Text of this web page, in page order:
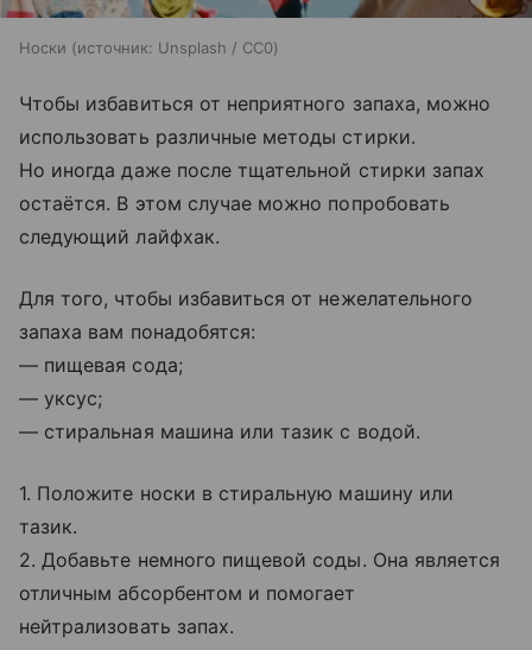
Носки источник: Unsplash / CC0
Чтобы избавиться от неприятного запаха, можно
использовать различные методы стирки.
Но иногда даже после тщательной стирки запах
остаётся. В этом случае можно попробовать
следующий лайфхак.
Для того, чтобы избавиться от нежелательного
запаха вам понадобятся:
— пищевая сода;
— уксус;
— стиральная машина или тазик с водой.
1. Положите носки в стиральную машину или
тазик.
2. Добавьте немного пищевой соды. Она является
отличным абсорбентом и помогает
нейтрализовать запах.